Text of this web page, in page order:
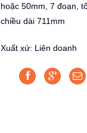
hoặc 50mm, 7 đoạn,
chiều dài 711mm
Xuất xứ: Liên doanh